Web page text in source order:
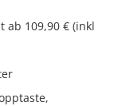
ab 109,90 € (inkl